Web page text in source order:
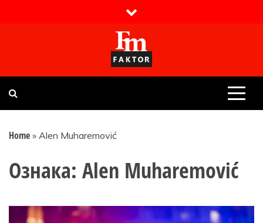
Faktor magazin
Uvijek presudan
Home » Alen Muharemović
Ознака: Alen Muharemović